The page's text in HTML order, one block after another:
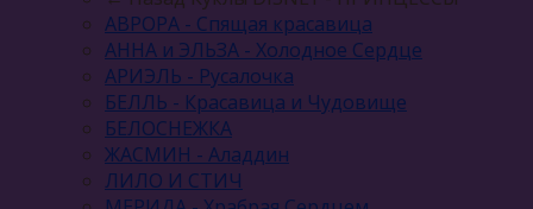
АВРОРА - Спящая красавица
АННА и ЭЛЬЗА - Холодное Сердце
АРИЭЛЬ - Русалочка
БЕЛЛЬ - Красавица и Чудовище
БЕЛОСНЕЖКА
ЖАСМИН - Аладдин
ЛИЛО И СТИЧ